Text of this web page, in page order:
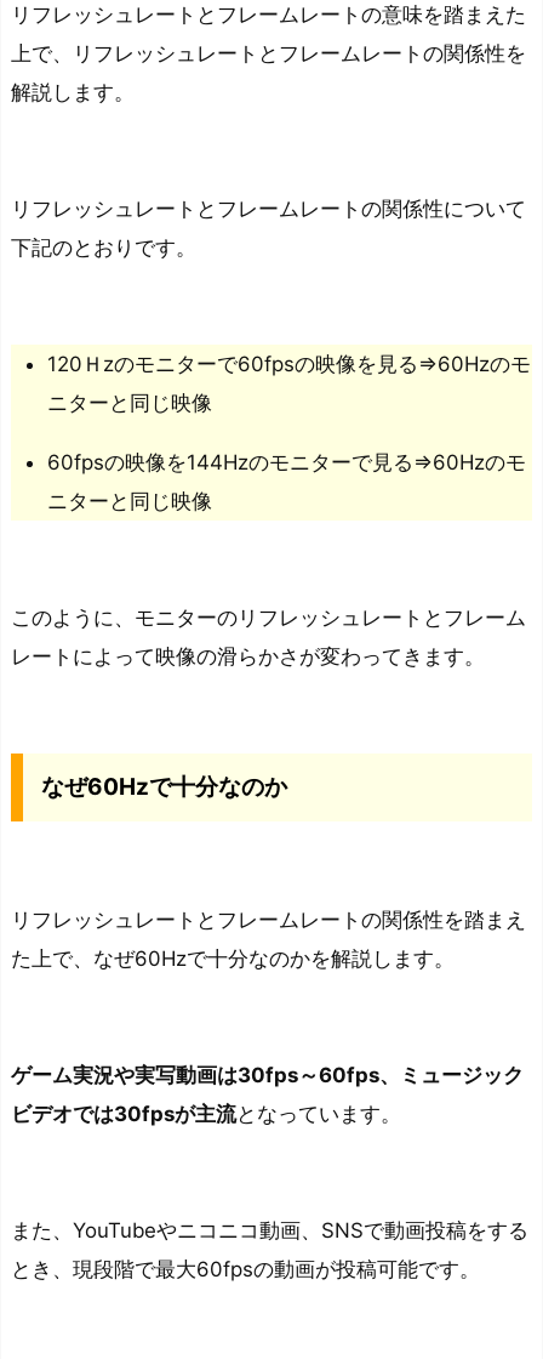
リフレッシュレートとフレームレートの意味を踏まえた
上で、リフレッシュレートとフレームレートの関係性を
解説します。
リフレッシュレートとフレームレートの関係性について
下記のとおりです。
120Ｈzのモニターで60fpsの映像を見る⇒60Hzのモ
ニターと同じ映像
60fpsの映像を144Hzのモニターで見る⇒60Hzのモ
ニターと同じ映像
このように、モニターのリフレッシュレートとフレーム
レートによって映像の滑らかさが変わってきます。
なぜ60Hzで十分なのか
リフレッシュレートとフレームレートの関係性を踏まえ
た上で、なぜ60Hzで十分なのかを解説します。
ゲーム実況や実写動画は30fps～60fps、ミュージック
ビデオでは30fpsが主流となっています。
また、YouTubeやニコニコ動画、SNSで動画投稿をする
とき、現段階で最大60fpsの動画が投稿可能です。